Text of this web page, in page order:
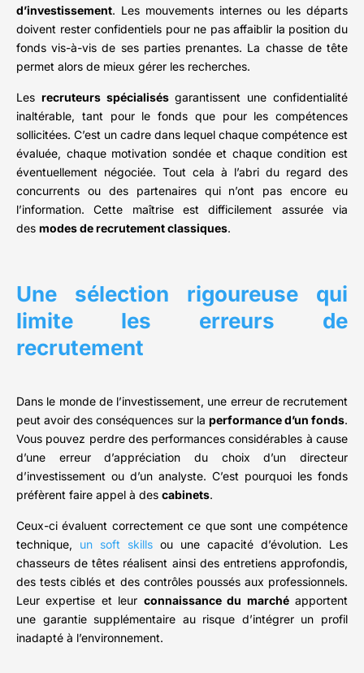
d’investissement. Les mouvements internes ou les départs
doivent rester confidentiels pour ne pas affaiblir la position du
fonds vis-à-vis de ses parties prenantes. La chasse de tête
permet alors de mieux gérer les recherches.
Les recruteurs spécialisésgarantissent une confidentialité
inaltérable, tant pour le fonds que pour les compétences
sollicitées. C’est un cadre dans lequel chaque compétence est
évaluée, chaque motivation sondée et chaque condition est
éventuellement négociée. Tout cela à l’abri du regard des
concurrents ou des partenaires qui n’ont pas encore eu
l’information. Cette maîtrise est difficilement assurée via
des modes de recrutement classiques.
Une sélection rigoureuse qui
limite les erreurs de
recrutement
Dans le monde de l’investissement, une erreur de recrutement
peut avoir des conséquences sur la performance d’un fonds.
Vous pouvez perdre des performances considérables à cause
d’une erreur d’appréciation du choix d’un directeur
d’investissement ou d’un analyste. C’est pourquoi les fonds
préfèrent faire appel à des cabinets.
Ceux-ci évaluent correctement ce que sont une compétence
technique, un soft skills ou une capacité d’évolution. Les
chasseurs de têtes réalisent ainsi des entretiens approfondis,
des tests ciblés et des contrôles poussés aux professionnels.
Leur expertise et leur connaissance du marchéapportent
une garantie supplémentaire au risque d’intégrer un profil
inadapté à l’environnement.